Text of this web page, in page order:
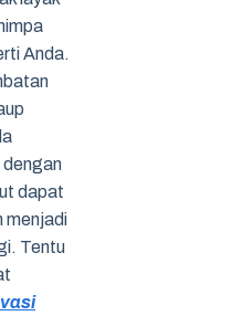
Anda.
dengan
dapat
menjadi
Tentu